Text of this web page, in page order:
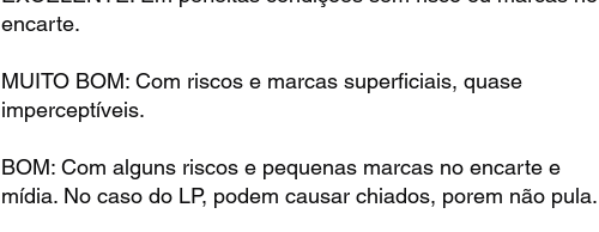
encarte.
MUITO BOM: Com riscos e marcas superficiais, quase
imperceptíveis.
BOM: Com alguns riscos e pequenas marcas no encarte e
mídia. No caso do LP, podem causar chiados, porem não pula.